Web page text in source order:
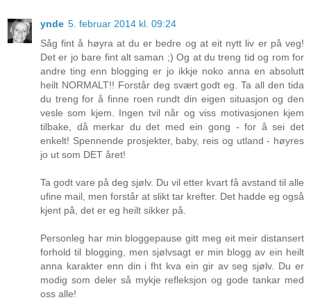
ynde 5. februar 2014 kl. 09:24
Såg fint å høyra at du er bedre og at eit nytt liv er på veg!
Det er jo bare fint alt saman ;) Og at du treng tid og rom for
andre ting enn blogging er jo ikkje noko anna en absolutt
heilt NORMALT!! Forstår deg svært godt eg. Ta all den tida
du treng for å finne roen rundt din eigen situasjon og den
vesle som kjem. Ingen tvil når og viss motivasjonen kjem
tilbake, då merkar du det med ein gong - for å sei det
enkelt! Spennende prosjekter, baby, reis og utland - høyres
jo ut som DET året!
Ta godt vare på deg sjølv. Du vil etter kvart få avstand til alle
ufine mail, men forstår at slikt tar krefter. Det hadde eg også
kjent på, det er eg heilt sikker på.
Personleg har min bloggepause gitt meg eit meir distansert
forhold til blogging, men sjølvsagt er min blogg av ein heilt
anna karakter enn din i fht kva ein gir av seg sjølv. Du er
modig som deler så mykje refleksjon og gode tankar med
oss alle!